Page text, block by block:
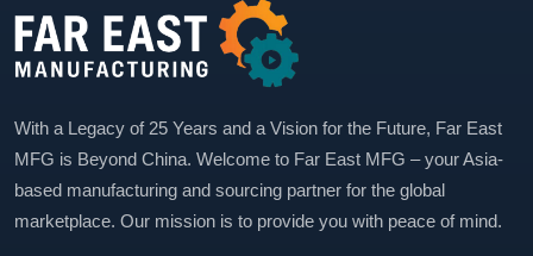
With a Legacy of 25 Years and a Vision for the Future, Far East
MFG is Beyond China. Welcome to Far East MFG – your Asia-
based manufacturing and sourcing partner for the global
marketplace. Our mission is to provide you with peace of mind.